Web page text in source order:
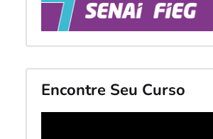
Encontre Seu Curso